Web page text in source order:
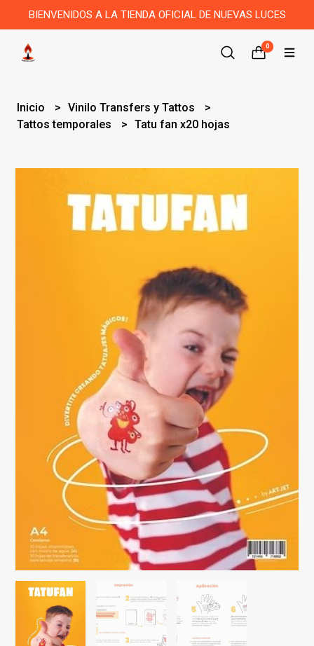
BIENVENIDOS A LA TIENDA OFICIAL DE NUEVAS LUCES
0
Inicio
Vinilo Transfers y Tattos
Tattos temporales
Tatu fan x20 hojas